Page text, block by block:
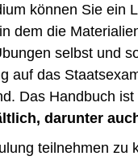
können Sie ein
dem die
selbst und
auf das
Das Handbuch ist
darunter
teilnehmen zu